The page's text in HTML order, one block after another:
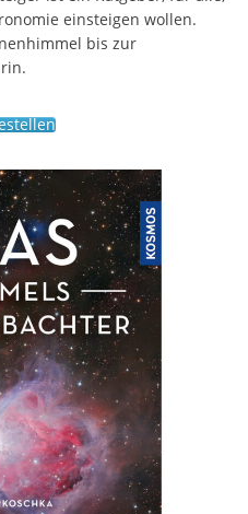
einsteigen wollen.
bis zur